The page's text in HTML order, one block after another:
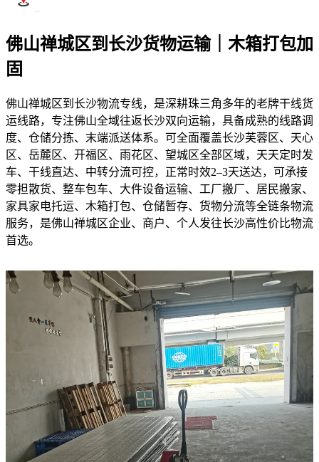
佛山禅城区到长沙货物运输｜木箱打包加
固
佛山禅城区到长沙物流专线，是深耕珠三角多年的老牌干线货
运线路，专注佛山全域往返长沙双向运输，具备成熟的线路调
度、仓储分拣、末端派送体系。可全面覆盖长沙芙蓉区、天心
区、岳麓区、开福区、雨花区、望城区全部区域，天天定时发
车、干线直达、中转分流可控，正常时效2–3天送达，可承接
零担散货、整车包车、大件设备运输、工厂搬厂、居民搬家、
家具家电托运、木箱打包、仓储暂存、货物分流等全链条物流
服务，是佛山禅城区企业、商户、个人发往长沙高性价比物流
首选。